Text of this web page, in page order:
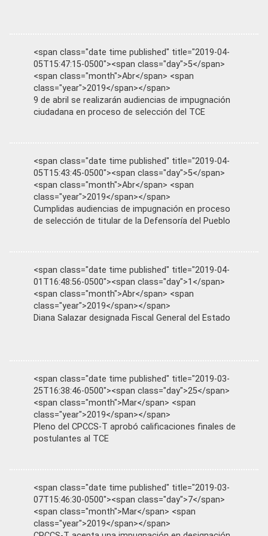
<span class="date time published" title="2019-04-
05T15:47:15-0500"><span class="day">5</span>
<span class="month">Abr</span> <span
class="year">2019</span></span>
9 de abril se realizarán audiencias de impugnación
ciudadana en proceso de selección del TCE
<span class="date time published" title="2019-04-
05T15:43:45-0500"><span class="day">5</span>
<span class="month">Abr</span> <span
class="year">2019</span></span>
Cumplidas audiencias de impugnación en proceso
de selección de titular de la Defensoría del Pueblo
<span class="date time published" title="2019-04-
01T16:48:56-0500"><span class="day">1</span>
<span class="month">Abr</span> <span
class="year">2019</span></span>
Diana Salazar designada Fiscal General del Estado
<span class="date time published" title="2019-03-
25T16:38:46-0500"><span class="day">25</span>
<span class="month">Mar</span> <span
class="year">2019</span></span>
Pleno del CPCCS-T aprobó calificaciones finales de
postulantes al TCE
<span class="date time published" title="2019-03-
07T15:46:30-0500"><span class="day">7</span>
<span class="month">Mar</span> <span
class="year">2019</span></span>